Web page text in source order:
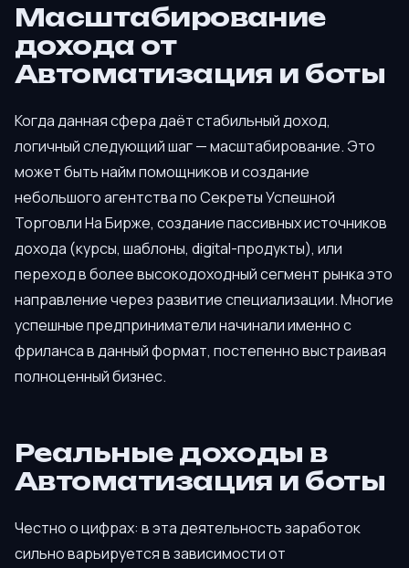
Масштабирование
дохода от
Автоматизация и боты
Когда данная сфера даёт стабильный доход,
логичный следующий шаг — масштабирование. Это
может быть найм помощников и создание
небольшого агентства по Секреты Успешной
Торговли На Бирже, создание пассивных источников
дохода (курсы, шаблоны, digital-продукты), или
переход в более высокодоходный сегмент рынка это
направление через развитие специализации. Многие
успешные предприниматели начинали именно с
фриланса в данный формат, постепенно выстраивая
полноценный бизнес.
Реальные доходы в
Автоматизация и боты
Честно о цифрах: в эта деятельность заработок
сильно варьируется в зависимости от